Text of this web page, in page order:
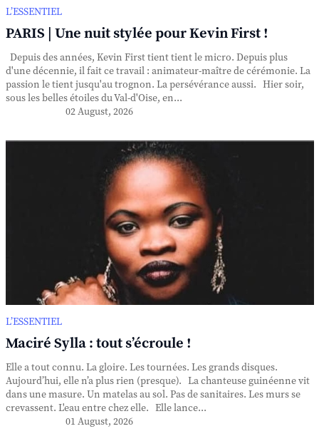
L’ESSENTIEL
PARIS | Une nuit stylée pour Kevin First !
Depuis des années, Kevin First tient tient le micro. Depuis plus
d'une décennie, il fait ce travail : animateur-maître de cérémonie. La
passion le tient jusqu'au trognon. La persévérance aussi. Hier soir,
sous les belles étoiles du Val-d'Oise, en...
02 August, 2026
L’ESSENTIEL
Maciré Sylla : tout s’écroule !
Elle a tout connu. La gloire. Les tournées. Les grands disques.
Aujourd’hui, elle n’a plus rien (presque). La chanteuse guinéenne vit
dans une masure. Un matelas au sol. Pas de sanitaires. Les murs se
crevassent. L'eau entre chez elle. Elle lance...
01 August, 2026